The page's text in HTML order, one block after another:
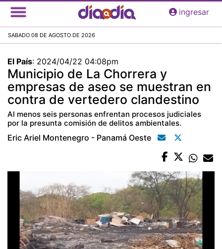
Pasar
al
principal
ingresar
SABADO 08 DE AGOSTO DE 2026
El País: 2024/04/22 04:08pm
Municipio de La Chorrera y
empresas de aseo se muestran en
contra de vertedero clandestino
Al menos seis personas enfrentan procesos judiciales
por la presunta comisión de delitos ambientales.
Eric Ariel Montenegro - Panamá Oeste